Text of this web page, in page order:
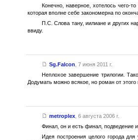
Конечно, наверное, хотелось чего-
которая вполне себе закономерна по
П.С. Слова тану, иилиане и других
ввиду.
Sg.Falcon 7 июня 2011 г.
Неплохое завершение трилогии.
Додумать можно всякое, но роман от этого
metroplex, 6 августа 2006 г.
Финал, он и есть финал, подведение
Идея построения целого города